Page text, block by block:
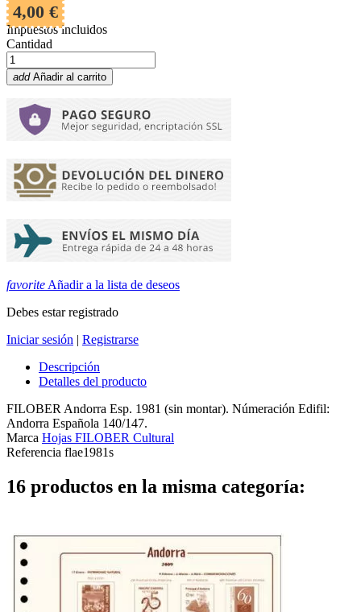
4,00 €
Impuestos incluidos
Cantidad
add Añadir al carrito
favorite Añadir a la lista de deseos
Debes estar registrado
Iniciar sesión | Registrarse
Descripción
Detalles del producto
FILOBER Andorra Esp. 1981 (sin montar). Númeración Edifil:
Andorra Española 140/147.
Marca Hojas FILOBER Cultural
Referencia flae1981s
16 productos en la misma categoría: